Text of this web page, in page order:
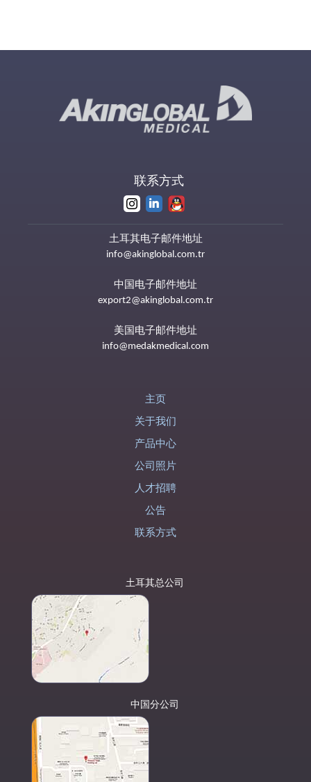
联系方式
土耳其电子邮件地址
info@akinglobal.com.tr
中国电子邮件地址
export2@akinglobal.com.tr
美国电子邮件地址
info@medakmedical.com
主页
关于我们
产品中心
公司照片
人才招聘
公告
联系方式
土耳其总公司
中国分公司